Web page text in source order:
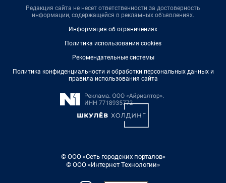
Редакция сайта не несет ответственности за достоверность
информации, содержащейся в рекламных объявлениях.
Информация об ограничениях
Политика использования cookies
Рекомендательные системы
Политика конфиденциальности и обработки персональных данных и
правила использования сайта
© ООО «Сеть городских порталов»
© ООО «Интернет Технологии»